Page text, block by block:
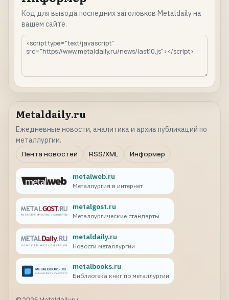
Код для вывода последних заголовков Metaldaily на
вашем сайте.
Metaldaily.ru
Ежедневные новости, аналитика и архив публикаций по
металлургии.
Лента новостей
RSS/XML Информер
metalweb.ru
Металлургия в интернет
metalgost.ru
Металлургические стандарты
metaldaily.ru
Новости металлургии
metalbooks.ru
Библиотека книг по металлургии